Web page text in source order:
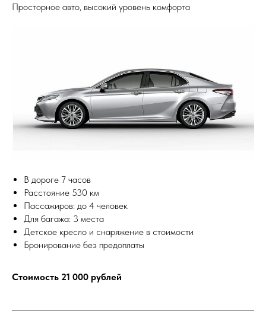
Просторное авто, высокий уровень комфорта
В дороге 7 часов
Расстояние 530 км
Пассажиров: до 4 человек
Для багажа: 3 места
Детское кресло и снаряжение в стоимости
Бронирование без предоплаты
Стоимость 21 000 рублей